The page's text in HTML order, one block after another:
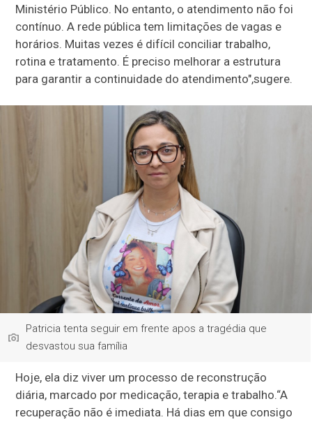
Ministério Público. No entanto, o atendimento não foi
contínuo. A rede pública tem limitações de vagas e
horários. Muitas vezes é difícil conciliar trabalho,
rotina e tratamento. É preciso melhorar a estrutura
para garantir a continuidade do atendimento",sugere.
Patricia tenta seguir em frente apos a tragédia que
desvastou sua família
Hoje, ela diz viver um processo de reconstrução
diária, marcado por medicação, terapia e trabalho.“A
recuperação não é imediata. Há dias em que consigo